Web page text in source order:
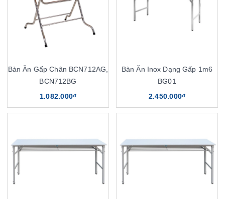
Bàn Ăn Gấp Chân BCN712AG,
BCN712BG
1.082.000₫
Bàn Ăn Inox Dạng Gấp 1m6
BG01
2.450.000₫